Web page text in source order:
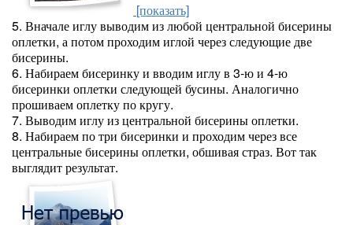
[показать]
5. Вначале иглу выводим из любой центральной бисерины
оплетки, а потом проходим иглой через следующие две
бисерины.
6. Набираем бисеринку и вводим иглу в 3-ю и 4-ю
бисеринки оплетки следующей бусины. Аналогично
прошиваем оплетку по кругу.
7. Выводим иглу из центральной бисерины оплетки.
8. Набираем по три бисеринки и проходим через все
центральные бисерины оплетки, обшивая страз. Вот так
выглядит результат.